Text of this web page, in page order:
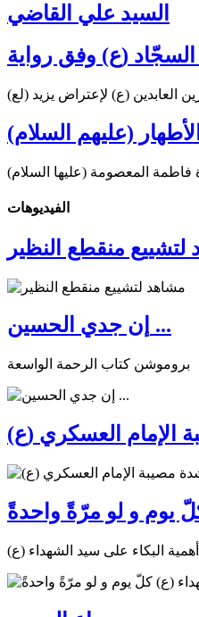
السيد علي القاضي
السجّاد (ع) وفق رواية
العابدين (ع) لإعتراض يزيد (لع)
(عليهم السلام)
فاطمة المعصومة (عليها السلام)
الفیدیوهات
منقطع النظير
إن جدي الحسين ...
بروموشن كتاب الرحمة الواسعة
الإمام العسكري (ع)
يوم و لو مرّةً واحدةً
أهمية البكاء على سيد الشهداء (ع)